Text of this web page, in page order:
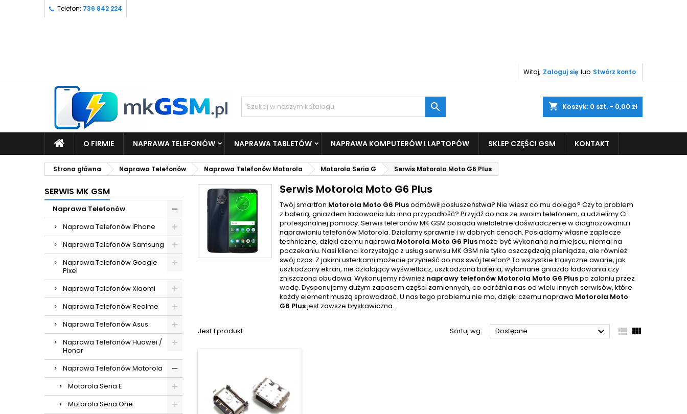
Telefon: 736 842 224
Witaj, Zaloguj się lub Stwórz konto
shopping_cart Koszyk: 0 szt. - 0,00 zł

O FIRMIE NAPRAWA TELEFONÓW NAPRAWA TABLETÓW NAPRAWA KOMPUTERÓW I LAPTOPÓW SKLEP CZĘŚCI GSM KONTAKT
Strona główna Naprawa Telefonów Naprawa Telefonów Motorola Motorola Seria G Serwis Motorola Moto G6 Plus
SERWIS MK GSM
Naprawa Telefonów
Naprawa Telefonów iPhone
Naprawa Telefonów Samsung
Naprawa Telefonów Google
Pixel
Naprawa Telefonów Xiaomi
Naprawa Telefonów Realme
Naprawa Telefonów Asus
Naprawa Telefonów Huawei /
Honor
Naprawa Telefonów Motorola
Motorola Seria E
Motorola Seria One
Serwis Motorola Moto G6 Plus
Twój smartfon Motorola Moto G6 Plusodmówił posłuszeństwa? Nie wiesz co mu dolega? Czy to problem
z baterią, gniazdem ładowania lub inna przypadłość? Przyjdź do nas ze swoim telefonem, a udzielimy Ci
profesjonalnej pomocy. Serwis telefonów MK GSM posiada wieloletnie doświadczenie w diagnozowaniu i
naprawianiu telefonów Motorola. Działamy sprawnie i w dobrych cenach. Posiadamy własne zaplecze
techniczne, dzięki czemu naprawa Motorola Moto G6 Plusmoże być wykonana na miejscu, niemal na
poczekaniu. Nasi klienci korzystając z usług serwisu MK GSM nie tylko oszczędzają pieniądze, ale również
swój czas. Z jakimi usterkami możecie przynieść do nas swój telefon? To wszystkie klasyczne awarie, jak
uszkodzony ekran, nie działający wyświetlacz, uszkodzona bateria, wyłamane gniazdo ładowania czy
zniszczona obudowa. Wykonujemy również naprawy telefonów Motorola Moto G6 Pluspo zalaniu przez
wodę. Dysponujemy dużym zapasem części zamiennych, co odróżnia nas od wielu innych serwisów, które
każdy element muszą sprowadzać. U nas tego problemu nie ma, dzięki czemu naprawa Motorola Moto
G6 Plusjest zawsze błyskawiczna.
Jest 1 produkt. Sortuj wg: Dostępne   